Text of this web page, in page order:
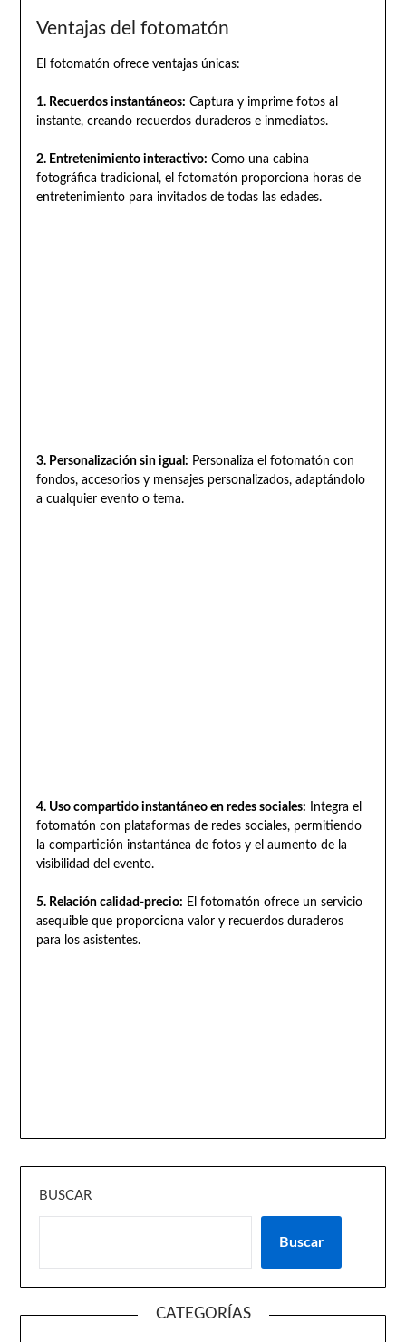
Ventajas del fotomatón
El fotomatón ofrece ventajas únicas:
1. Recuerdos instantáneos: Captura y imprime fotos al
instante, creando recuerdos duraderos e inmediatos.
2. Entretenimiento interactivo: Como una cabina
fotográfica tradicional, el fotomatón proporciona horas de
entretenimiento para invitados de todas las edades.
3. Personalización sin igual: Personaliza el fotomatón con
fondos, accesorios y mensajes personalizados, adaptándolo
a cualquier evento o tema.
4. Uso compartido instantáneo en redes sociales: Integra el
fotomatón con plataformas de redes sociales, permitiendo
la compartición instantánea de fotos y el aumento de la
visibilidad del evento.
5. Relación calidad-precio: El fotomatón ofrece un servicio
asequible que proporciona valor y recuerdos duraderos
para los asistentes.
BUSCAR
Buscar
CATEGORÍAS